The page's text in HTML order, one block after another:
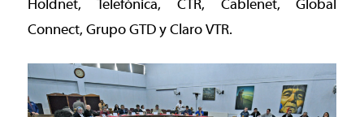
Holdnet, Telefónica, CTR, Cablenet, Global
Connect, Grupo GTD y Claro VTR.